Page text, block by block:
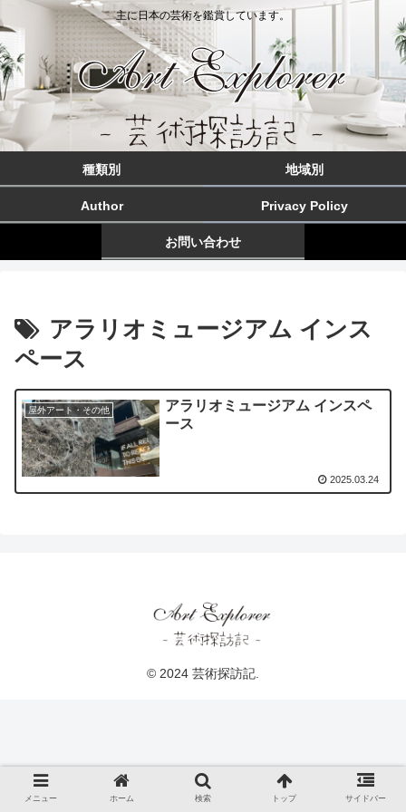
主に日本の芸術を鑑賞しています。
種類別 地域別
Author Privacy Policy
お問い合わせ
アラリオミュージアム インス
ペース
屋外アート・その他
アラリオミュージアム インスペ
ース
2025.03.24
© 2024 芸術探訪記.
メニュー ホーム 検索 トップ サイドバー